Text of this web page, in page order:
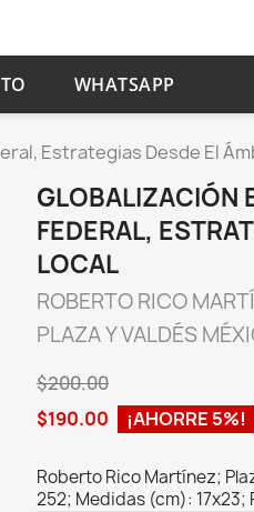
WHATSAPP
Estrategias Desde El
GLOBALIZACIÓN
FEDERAL,
LOCAL
ROBERTO RICO
PLAZA Y VALDÉS
$200.00
$190.00
¡AHORRE 5%!
Roberto Rico Martínez;
252; Medidas (cm):